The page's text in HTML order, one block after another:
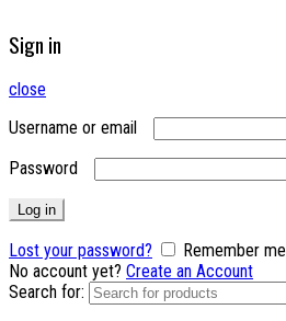
Sign in
close
Username or email
Password
Log in
Lost your password?
Remember me
No account yet? Create an Account
Search for: